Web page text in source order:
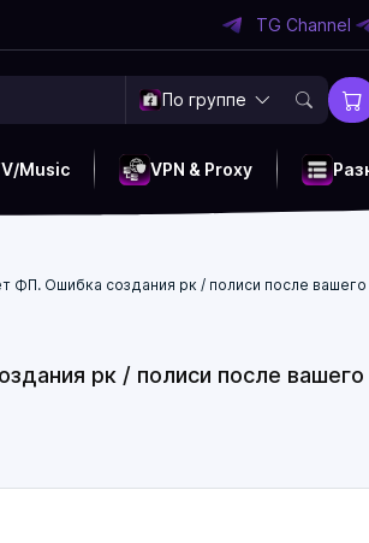
TG Channel
По группе
Music VPN & Proxy
ФП. Ошибка создания рк / полиси после вашего
рк / полиси после